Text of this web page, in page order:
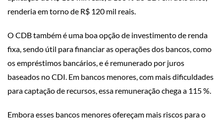
renderia em torno de R$ 120 mil reais.
O CDB também é uma boa opção de investimento de renda
fixa, sendo útil para financiar as operações dos bancos, como
os empréstimos bancários, e é remunerado por juros
baseados no CDI. Em bancos menores, com mais dificuldades
para captação de recursos, essa remuneração chega a 115 %.
Embora esses bancos menores ofereçam mais riscos para o